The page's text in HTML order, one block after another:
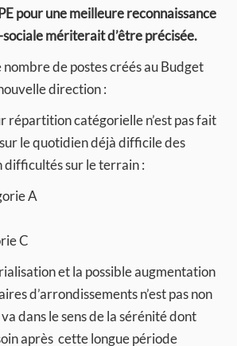
pour une meilleure reconnaissance
mériterait d’être précisée.
de postes créés au Budget
direction :
répartition catégorielle n’est pas fait
le quotidien déjà difficile des
difficultés sur le terrain :
A
C
et la possible augmentation
d’arrondissements n’est pas non
dans le sens de la sérénité dont
après cette longue période